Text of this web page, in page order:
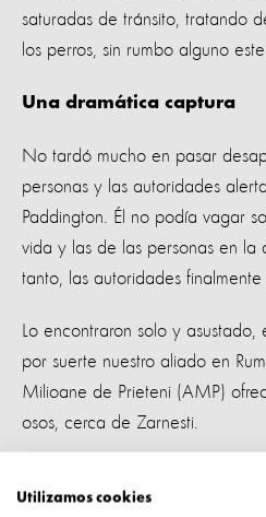
saturadas de tránsito, tratando
los perros, sin rumbo alguno
Una dramática captura
No tardó mucho en pasar
personas y las autoridades
Paddington. Él no podía vagar
vida y las de las personas en la
tanto, las autoridades
Lo encontraron solo y asustado,
por suerte nuestro aliado en
Milioane de Prieteni (AMP)
osos, cerca de Zarnesti.
Utilizamos cookies